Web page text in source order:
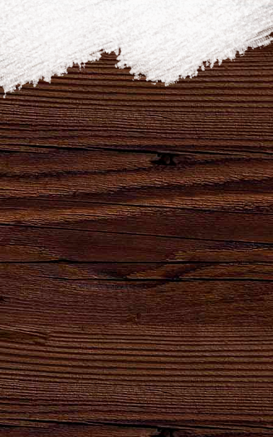
ПОДЕЛИТЬСЯ
Наши бренды
Натуральный
продукт
естественного
брожения.
Партнеры,
реализующие
продукцию
АО
"Брянскпиво"
Натуральный
продукт
высшего
качества для
хлеба и
кваса.
Сила
удара
твоего
сердца!
8-800-100-16-50
ОБРАТНЫЙ ЗВОНОК
gost@bryanskpivo.ru